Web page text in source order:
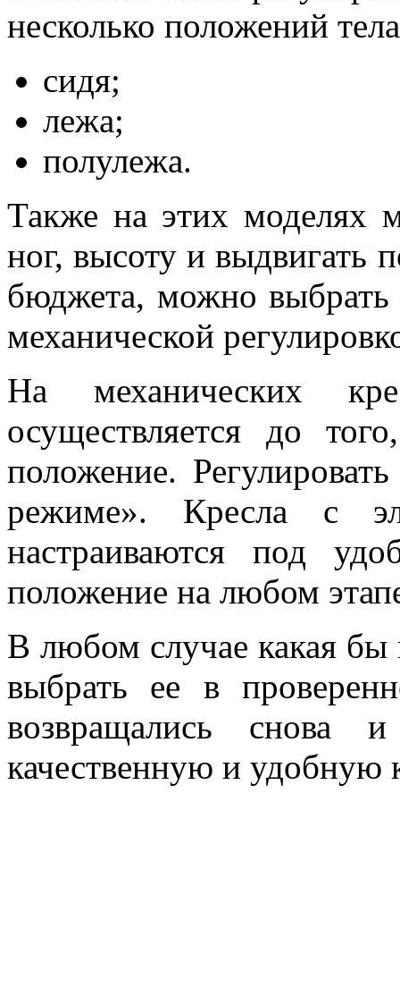
несколько положений
сидя;
лежа;
полулежа.
Также на этих моделях
ног, высоту и выдвигать
бюджета, можно выбрать
механической
На механических
осуществляется до
положение.
режиме». Кресла с
настраиваются под
положение на любом
В любом случае какая бы
выбрать ее в
возвращались снова
качественную и удобную